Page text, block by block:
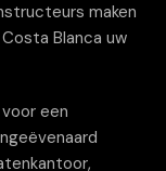
maken
Blanca uw
een